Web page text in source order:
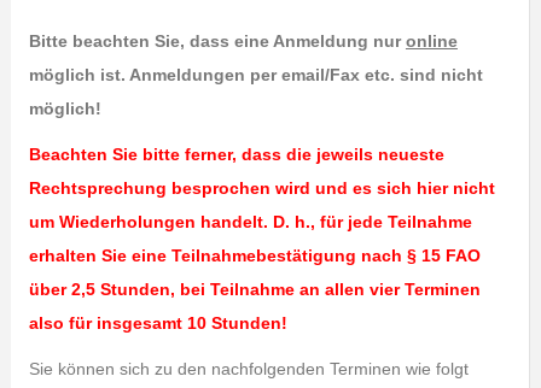
Bitte beachten Sie, dass eine Anmeldung nuronline
möglich ist. Anmeldungen per email/Fax etc. sind nicht
möglich!
Beachten Sie bitte ferner, dass die jeweils neueste
Rechtsprechung besprochen wird und es sich hier nicht
um Wiederholungen handelt. D. h., für jede Teilnahme
erhalten Sie eine Teilnahmebestätigung nach § 15 FAO
über 2,5 Stunden, bei Teilnahme an allen vier Terminen
also für insgesamt 10 Stunden!
Sie können sich zu den nachfolgenden Terminen wie folgt